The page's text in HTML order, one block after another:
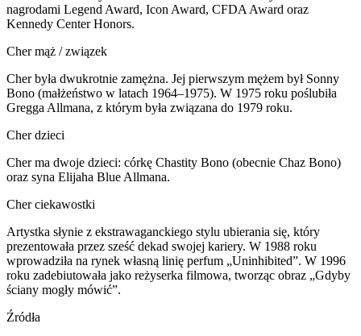
nagrodami Legend Award, Icon Award, CFDA Award oraz
Kennedy Center Honors.
Cher mąż / związek
Cher była dwukrotnie zamężna. Jej pierwszym mężem był Sonny
Bono (małżeństwo w latach 1964–1975). W 1975 roku poślubiła
Gregga Allmana, z którym była związana do 1979 roku.
Cher dzieci
Cher ma dwoje dzieci: córkę Chastity Bono (obecnie Chaz Bono)
oraz syna Elijaha Blue Allmana.
Cher ciekawostki
Artystka słynie z ekstrawaganckiego stylu ubierania się, który
prezentowała przez sześć dekad swojej kariery. W 1988 roku
wprowadziła na rynek własną linię perfum „Uninhibited”. W 1996
roku zadebiutowała jako reżyserka filmowa, tworząc obraz „Gdyby
ściany mogły mówić”.
Źródła